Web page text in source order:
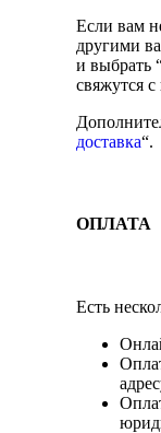
Если вам
другими
и выбрать
свяжутся
доставка“.
ОПЛАТА
Есть